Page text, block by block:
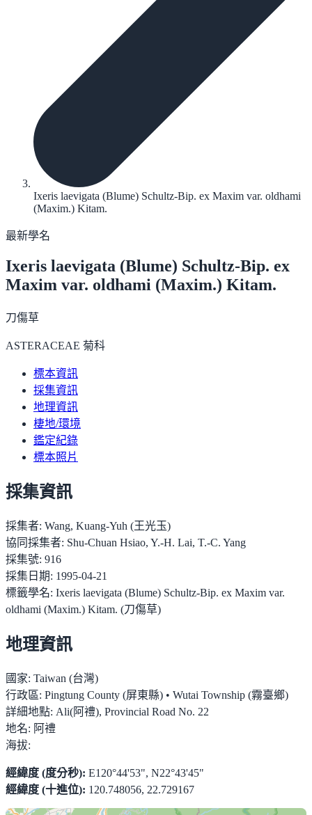
Ixeris laevigata (Blume) Schultz-Bip. ex Maxim var. oldhami
(Maxim.) Kitam.
最新學名
Ixeris laevigata (Blume) Schultz-Bip. ex
Maxim var. oldhami (Maxim.) Kitam.
刀傷草
ASTERACEAE 菊科
標本資訊
採集資訊
地理資訊
棲地/環境
鑑定紀錄
標本照片
採集資訊
採集者: Wang, Kuang-Yuh (王光玉)
協同採集者: Shu-Chuan Hsiao, Y.-H. Lai, T.-C. Yang
採集號: 916
採集日期: 1995-04-21
標籤學名: Ixeris laevigata (Blume) Schultz-Bip. ex Maxim var.
oldhami (Maxim.) Kitam. (刀傷草)
地理資訊
國家: Taiwan (台灣)
行政區: Pingtung County (屏東縣) • Wutai Township (霧臺鄉)
詳細地點: Ali(阿禮), Provincial Road No. 22
地名: 阿禮
海拔:
經緯度 (度分秒): E120°44'53", N22°43'45"
經緯度 (十進位): 120.748056, 22.729167